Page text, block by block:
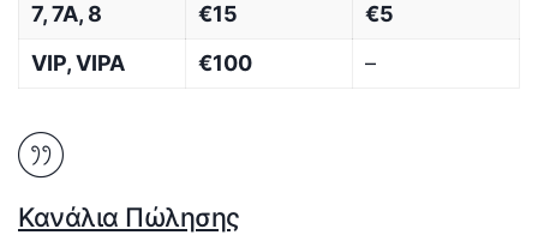
7, 7Α, 8
€15
€5
VIP, VIPA
€100 –
Κανάλια Πώλησης